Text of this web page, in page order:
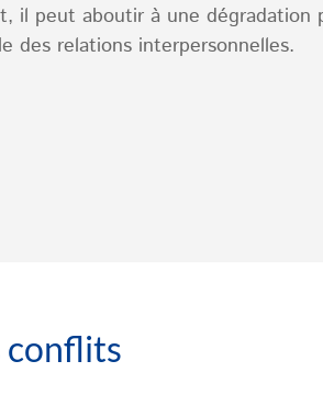
il peut aboutir à une dégradation
des relations interpersonnelles.
conflits